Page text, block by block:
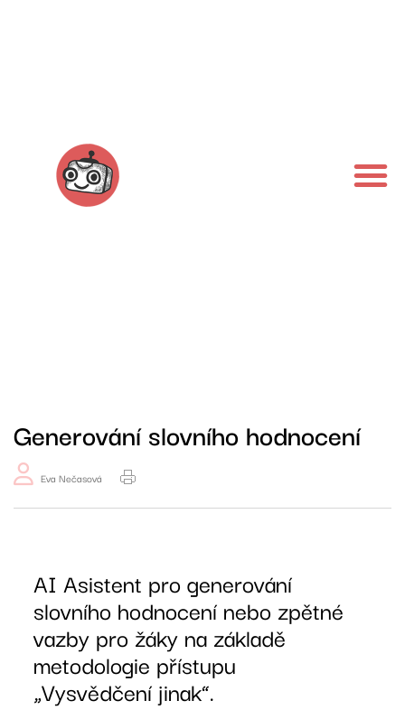
Generování slovního hodnocení
Eva Nečasová
AI Asistent pro generování
slovního hodnocení nebo zpětné
vazby pro žáky na základě
metodologie přístupu
„Vysvědčení jinak“.